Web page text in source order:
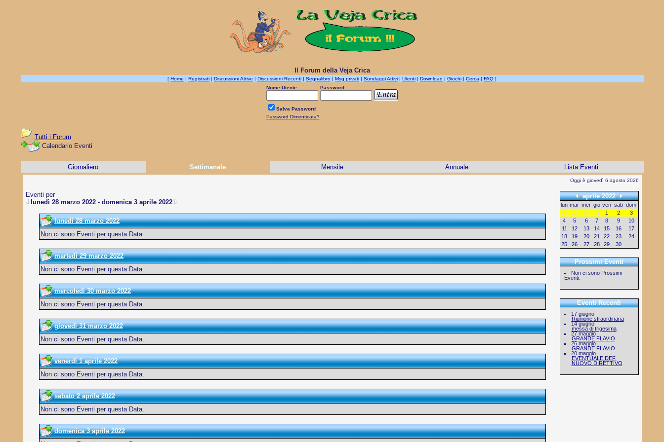
Il Forum della Veja Crica
[ Home | Registrati | Discussioni Attive | Discussioni Recenti | Segnalibro | Msg privati | Sondaggi Attivi | Utenti | Download | Giochi | Cerca | FAQ ]
Nome Utente:
Password:
Salva Password
Password Dimenticata?
Tutti i Forum
Calendario Eventi
Giornaliero Settimanale Mensile Annuale Lista Eventi
Oggi è giovedì 6 agosto 2026
Eventi per
lunedì 28 marzo 2022 - domenica 3 aprile 2022
lunedì 28 marzo 2022
Non ci sono Eventi per questa Data.
martedì 29 marzo 2022
Non ci sono Eventi per questa Data.
mercoledì 30 marzo 2022
Non ci sono Eventi per questa Data.
giovedì 31 marzo 2022
Non ci sono Eventi per questa Data.
venerdì 1 aprile 2022
Non ci sono Eventi per questa Data.
sabato 2 aprile 2022
Non ci sono Eventi per questa Data.
domenica 3 aprile 2022
aprile 2022
lun mar mer gio ven sab dom
28
29 30 31 1 2
3
4
5 6 7 8 9
10
11
12 13 14 15 16
17
18
19 20 21 22 23
24
25
26 27 28 29 30
Prossimi Eventi
Non ci sono Prossimi
Eventi.
Eventi Recenti
17 giugno
Riunione straordinaria
14 giugno
messa di trigesima
27 maggio
GRANDE FLAVIO
26 maggio
GRANDE FLAVIO
20 maggio
EVENTUALE DEF.
NUOVO DIRETTIVO